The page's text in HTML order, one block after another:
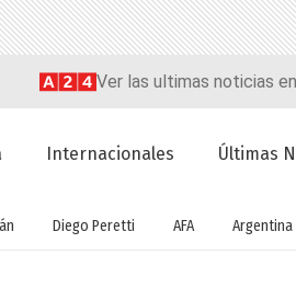
Ver las ultimas noticias en
Internacionales Últimas
Diego Peretti AFA Argentina